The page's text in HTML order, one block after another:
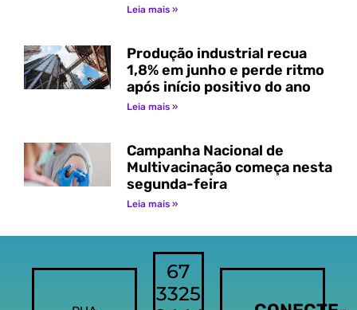
Leia mais »
Produção industrial recua
1,8% em junho e perde ritmo
após início positivo do ano
Leia mais »
Campanha Nacional de
Multivacinação começa nesta
segunda-feira
Leia mais »
67
3325